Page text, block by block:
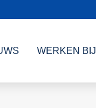
WERKEN BIJ